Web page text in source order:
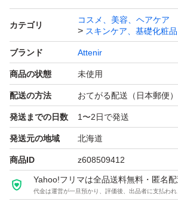
【商品の状態】新品未使用
※簡易梱包での発送となります。
※潰れ等に不安がある場合、発送方法
能です。ご購入前にコメントいただけ
だきます。
※新品未使用ではございますが、購入
カテゴリ
コスメ、美容、ヘアケア
スキンケア、基礎化粧品
ブランド Attenir
商品の状態 未使用
配送の方法 おてがる配送（日本郵便）
発送までの日数 1〜2日で発送
発送元の地域 北海道
商品ID z608509412
Yahoo!フリマは全品送料無料・匿名配
代金は運営が一旦預かり、評価後、出品者に支払われ